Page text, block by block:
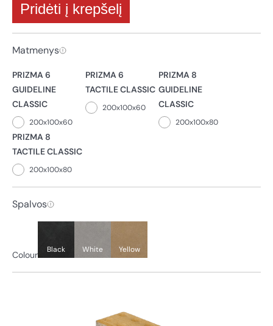
Pridėti į krepšelį
Matmenys
PRIZMA 6
GUIDELINE
CLASSIC
200x100x60
PRIZMA 6
TACTILE CLASSIC
200x100x60
PRIZMA 8
GUIDELINE
CLASSIC
200x100x80
PRIZMA 8
TACTILE CLASSIC
200x100x80
Spalvos
Colour Black White Yellow